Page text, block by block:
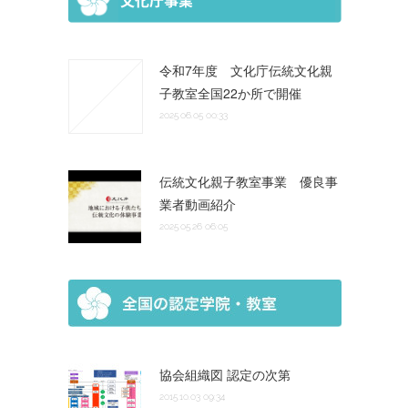
令和7年度 文化庁伝統文化親
子教室全国22か所で開催
2025.06.05 00:33
伝統文化親子教室事業 優良事
業者動画紹介
2025.05.26 06:05
協会組織図 認定の次第
2015.10.03 09:34